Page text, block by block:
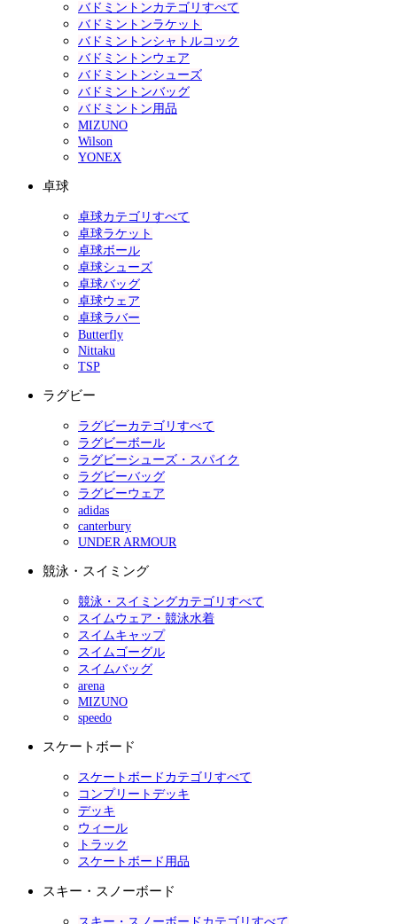
バドミントンカテゴリすべて
バドミントンラケット
バドミントンシャトルコック
バドミントンウェア
バドミントンシューズ
バドミントンバッグ
バドミントン用品
MIZUNO
Wilson
YONEX
卓球
卓球カテゴリすべて
卓球ラケット
卓球ボール
卓球シューズ
卓球バッグ
卓球ウェア
卓球ラバー
Butterfly
Nittaku
TSP
ラグビー
ラグビーカテゴリすべて
ラグビーボール
ラグビーシューズ・スパイク
ラグビーバッグ
ラグビーウェア
adidas
canterbury
UNDER ARMOUR
競泳・スイミング
競泳・スイミングカテゴリすべて
スイムウェア・競泳水着
スイムキャップ
スイムゴーグル
スイムバッグ
arena
MIZUNO
speedo
スケートボード
スケートボードカテゴリすべて
コンプリートデッキ
デッキ
ウィール
トラック
スケートボード用品
スキー・スノーボード